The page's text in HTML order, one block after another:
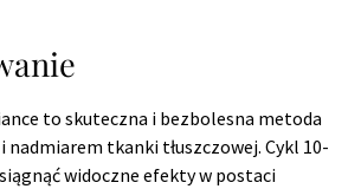
to skuteczna i bezbolesna metoda
tkanki tłuszczowej. Cykl 10-
widoczne efekty w postaci